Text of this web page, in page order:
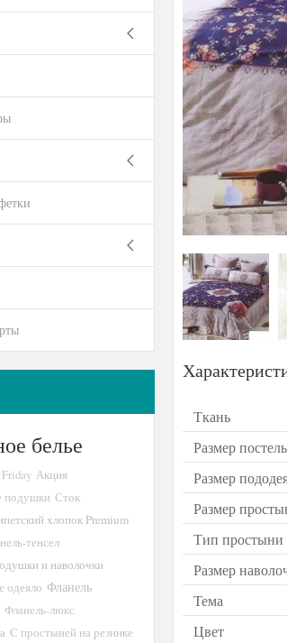
Ткань
Размер
Размер
Размер
Тип простыни
Размер
Тема
Цвет
белье
Акция
подушки Сток
хлопок Premium
тенсел
и наволочки
одеяло Фланель
Фланель-люкс
С простыней на резинке